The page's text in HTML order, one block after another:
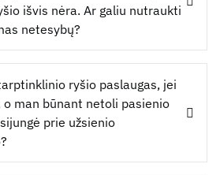
išvis nėra. Ar galiu nutraukti
netesybų?
ryšio paslaugas, jei
o man būnant netoli pasienio
prie užsienio